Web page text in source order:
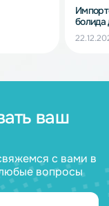
болида
ваш
с вами в
вопросы